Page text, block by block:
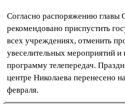
Согласно распоряжению главы
рекомендовано приспустить
всех учреждениях, отменить
увеселительных мероприятий и
программу телепередач.
центре Николаева перенесено
февраля.